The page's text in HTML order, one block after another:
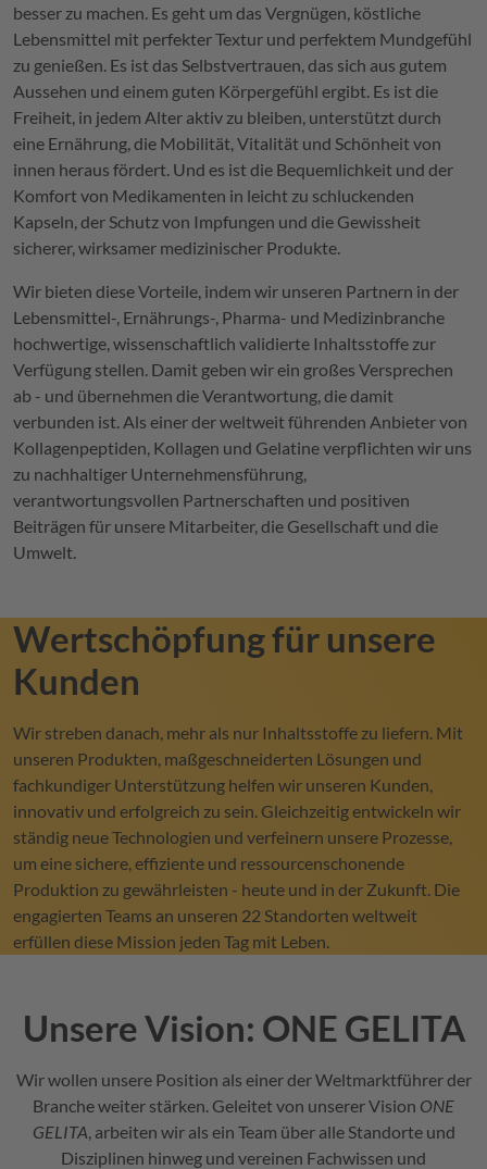
besser zu machen. Es geht um das Vergnügen, köstliche
Lebensmittel mit perfekter Textur und perfektem Mundgefühl
zu genießen. Es ist das Selbstvertrauen, das sich aus gutem
Aussehen und einem guten Körpergefühl ergibt. Es ist die
Freiheit, in jedem Alter aktiv zu bleiben, unterstützt durch
eine Ernährung, die Mobilität, Vitalität und Schönheit von
innen heraus fördert. Und es ist die Bequemlichkeit und der
Komfort von Medikamenten in leicht zu schluckenden
Kapseln, der Schutz von Impfungen und die Gewissheit
sicherer, wirksamer medizinischer Produkte.
Wir bieten diese Vorteile, indem wir unseren Partnern in der
Lebensmittel-, Ernährungs-, Pharma- und Medizinbranche
hochwertige, wissenschaftlich validierte Inhaltsstoffe zur
Verfügung stellen. Damit geben wir ein großes Versprechen
ab - und übernehmen die Verantwortung, die damit
verbunden ist. Als einer der weltweit führenden Anbieter von
Kollagenpeptiden, Kollagen und Gelatine verpflichten wir uns
zu nachhaltiger Unternehmensführung,
verantwortungsvollen Partnerschaften und positiven
Beiträgen für unsere Mitarbeiter, die Gesellschaft und die
Umwelt.
Wertschöpfung für unsere
Kunden
Wir streben danach, mehr als nur Inhaltsstoffe zu liefern. Mit
unseren Produkten, maßgeschneiderten Lösungen und
fachkundiger Unterstützung helfen wir unseren Kunden,
innovativ und erfolgreich zu sein. Gleichzeitig entwickeln wir
ständig neue Technologien und verfeinern unsere Prozesse,
um eine sichere, effiziente und ressourcenschonende
Produktion zu gewährleisten - heute und in der Zukunft. Die
engagierten Teams an unseren 22 Standorten weltweit
erfüllen diese Mission jeden Tag mit Leben.
Unsere Vision: ONE GELITA
Wir wollen unsere Position als einer der Weltmarktführer der
Branche weiter stärken. Geleitet von unserer Vision ONE
GELITA , arbeiten wir als ein Team über alle Standorte und
Disziplinen hinweg und vereinen Fachwissen und